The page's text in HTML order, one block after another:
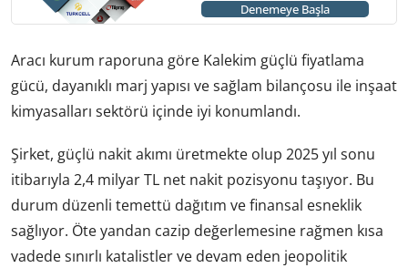
Denemeye Başla
Aracı kurum raporuna göre Kalekim güçlü fiyatlama
gücü, dayanıklı marj yapısı ve sağlam bilançosu ile inşaat
kimyasalları sektörü içinde iyi konumlandı.
Şirket, güçlü nakit akımı üretmekte olup 2025 yıl sonu
itibarıyla 2,4 milyar TL net nakit pozisyonu taşıyor. Bu
durum düzenli temettü dağıtım ve finansal esneklik
sağlıyor. Öte yandan cazip değerlemesine rağmen kısa
vadede sınırlı katalistler ve devam eden jeopolitik